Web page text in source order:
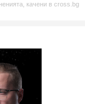
качени в cross.bg